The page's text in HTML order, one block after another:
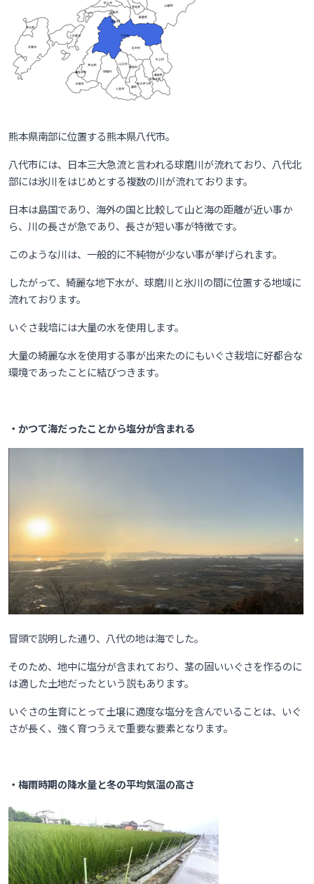
熊本県南部に位置する熊本県八代市。
八代市には、日本三大急流と言われる球磨川が流れており、八代北
部には氷川をはじめとする複数の川が流れております。
日本は島国であり、海外の国と比較して山と海の距離が近い事か
ら、川の長さが急であり、長さが短い事が特徴です。
このような川は、一般的に不純物が少ない事が挙げられます。
したがって、綺麗な地下水が、球磨川と氷川の間に位置する地域に
流れております。
いぐさ栽培には大量の水を使用します。
大量の綺麗な水を使用する事が出来たのにもいぐさ栽培に好都合な
環境であったことに結びつきます。
・かつて海だったことから塩分が含まれる
冒頭で説明した通り、八代の地は海でした。
そのため、地中に塩分が含まれており、茎の固いいぐさを作るのに
は適した土地だったという説もあります。
いぐさの生育にとって土壌に適度な塩分を含んでいることは、いぐ
さが長く、強く育つうえで重要な要素となります。
・梅雨時期の降水量と冬の平均気温の高さ